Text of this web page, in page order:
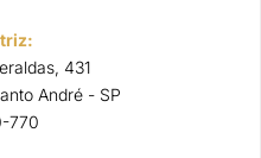
431
André - SP
770